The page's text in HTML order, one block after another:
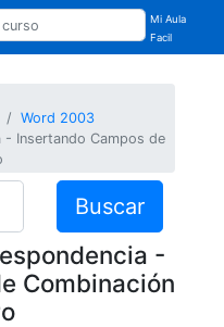
Mi Aula
Facil
Word 2003
- Insertando Campos de
Buscar
-
Combinación